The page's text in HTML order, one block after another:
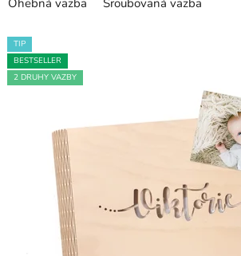
TIP
BESTSELLER
2 DRUHY VAZBY